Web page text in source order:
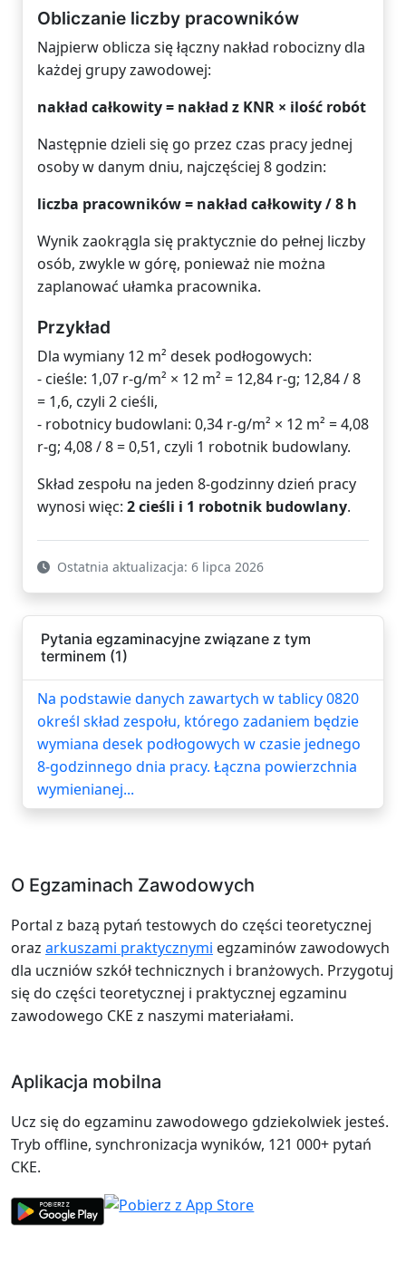
Obliczanie liczby pracowników
Najpierw oblicza się łączny nakład robocizny dla
każdej grupy zawodowej:
nakład całkowity = nakład z KNR × ilość robót
Następnie dzieli się go przez czas pracy jednej
osoby w danym dniu, najczęściej 8 godzin:
liczba pracowników = nakład całkowity / 8 h
Wynik zaokrągla się praktycznie do pełnej liczby
osób, zwykle w górę, ponieważ nie można
zaplanować ułamka pracownika.
Przykład
Dla wymiany 12 m² desek podłogowych:
- cieśle: 1,07 r-g/m² × 12 m² = 12,84 r-g; 12,84 / 8
= 1,6, czyli 2 cieśli,
- robotnicy budowlani: 0,34 r-g/m² × 12 m² = 4,08
r-g; 4,08 / 8 = 0,51, czyli 1 robotnik budowlany.
Skład zespołu na jeden 8-godzinny dzień pracy
wynosi więc: 2 cieśli i 1 robotnik budowlany.
Ostatnia aktualizacja: 6 lipca 2026
Pytania egzaminacyjne związane z tym
terminem (1)
Na podstawie danych zawartych w tablicy 0820
określ skład zespołu, którego zadaniem będzie
wymiana desek podłogowych w czasie jednego
8-godzinnego dnia pracy. Łączna powierzchnia
wymienianej...
O Egzaminach Zawodowych
Portal z bazą pytań testowych do części teoretycznej
oraz arkuszami praktycznymi egzaminów zawodowych
dla uczniów szkół technicznych i branżowych. Przygotuj
się do części teoretycznej i praktycznej egzaminu
zawodowego CKE z naszymi materiałami.
Aplikacja mobilna
Ucz się do egzaminu zawodowego gdziekolwiek jesteś.
Tryb offline, synchronizacja wyników, 121 000+ pytań
CKE.